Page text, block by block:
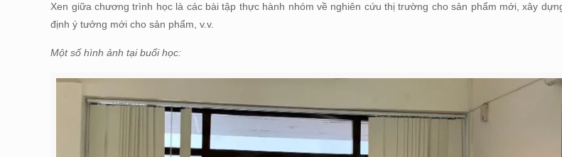
Xen giữa chương trình học là các bài tập thực hành nhóm về nghiên cứu thị trường cho sản phẩm mới, xây
định ý tưởng mới cho sản phẩm, v.v.
Một số hình ảnh tại buổi học: